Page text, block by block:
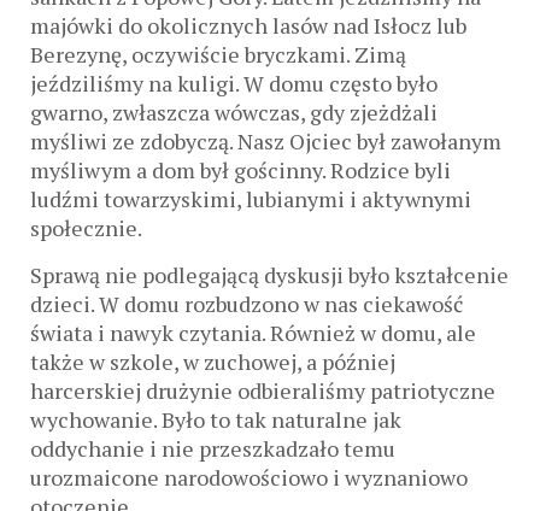
majówki do okolicznych lasów nad Isłocz lub
Berezynę, oczywiście bryczkami. Zimą
jeździliśmy na kuligi. W domu często było
gwarno, zwłaszcza wówczas, gdy zjeżdżali
myśliwi ze zdobyczą. Nasz Ojciec był zawołanym
myśliwym a dom był gościnny. Rodzice byli
ludźmi towarzyskimi, lubianymi i aktywnymi
społecznie.
Sprawą nie podlegającą dyskusji było kształcenie
dzieci. W domu rozbudzono w nas ciekawość
świata i nawyk czytania. Również w domu, ale
także w szkole, w zuchowej, a później
harcerskiej drużynie odbieraliśmy patriotyczne
wychowanie. Było to tak naturalne jak
oddychanie i nie przeszkadzało temu
urozmaicone narodowościowo i wyznaniowo